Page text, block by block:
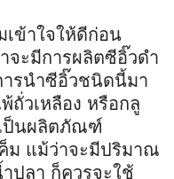
ข้าใจให้ดีก่อน
จะมีการผลิตซีอิ๊วดำ
ารนำซีอิ๊วชนิดนี้มา
ถั่วเหลือง หรือกลู
ป็นผลิตภัณฑ์
ค็ม แม้ว่าจะมีปริมาณ
ปลา ก็ควรจะใช้